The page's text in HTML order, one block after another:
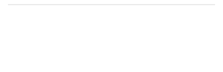
државност. Тој е вечниот пламен што ги поврзува